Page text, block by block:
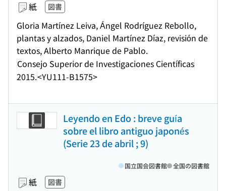
紙 図書
Gloria Martínez Leiva, Ángel Rodríguez Rebollo,
plantas y alzados, Daniel Martínez Díaz, revisión de
textos, Alberto Manrique de Pablo.
Consejo Superior de Investigaciones Científicas
2015.<YU111-B1575>
Leyendo en Edo : breve guía
sobre el libro antiguo japonés
(Serie 23 de abril ; 9)
紙 図書
国立国会図書館 全国の図書館